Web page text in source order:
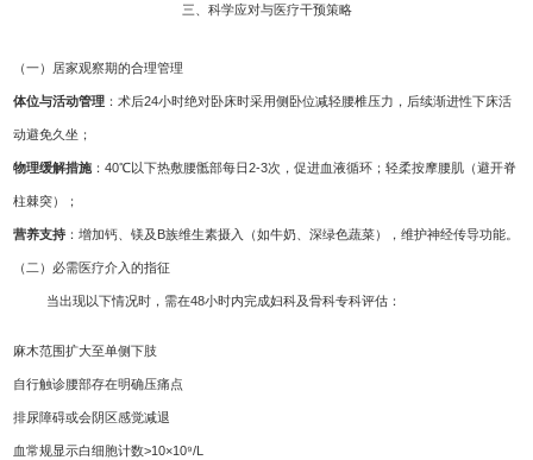
三、科学应对与医疗干预策略
（一）居家观察期的合理管理
体位与活动管理 ：术后24小时绝对卧床时采用侧卧位减轻腰椎压力，后续渐进性下床活
动避免久坐；
物理缓解措施 ：40℃以下热敷腰骶部每日2-3次，促进血液循环；轻柔按摩腰肌（避开脊
柱棘突）；
营养支持 ：增加钙、镁及B族维生素摄入（如牛奶、深绿色蔬菜），维护神经传导功能。
（二）必需医疗介入的指征
当出现以下情况时，需在48小时内完成妇科及骨科专科评估：
麻木范围扩大至单侧下肢
自行触诊腰部存在明确压痛点
排尿障碍或会阴区感觉减退
血常规显示白细胞计数>10×10⁹/L